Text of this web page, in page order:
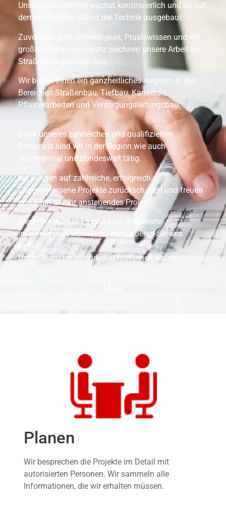
Unser Unternehmen wächst kontinuierlich und ist auf
den modernsten Stand der Technik ausgebaut.
Zuverlässigkeit, Schnelligkeit, Praxiswissen und ein
großer Erfahrungsschatz zeichnen unsere Arbeit im
Straßenbaugeschäft aus.
Wir bieten Ihnen ein ganzheitliches Angebot in den
Bereichen Straßenbau, Tiefbau, Kanalbau,
Pflasterarbeiten und Versorgungsleitungsbau.
Dank unseres zahlreichen und qualifizierten
Personals sind wir in der Region wie auch
überregional und bundesweit tätig.
wir können auf zahlreiche, erfolgreich
abgeschlossene Projekte zurückschauen und freuen
uns auch auf Ihr anstehendes Projekt.
Wenn Sie weitere Fragen oder detaillierte
Informationen wünschen, kontaktieren Sie uns
einfach.
Unser Team im Innendienst hilft Ihnen weiter.
Planen
Wir besprechen die Projekte im Detail mit
autorisierten Personen. Wir sammeln alle
Informationen, die wir erhalten müssen.